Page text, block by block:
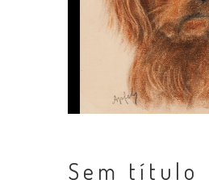
Sem título